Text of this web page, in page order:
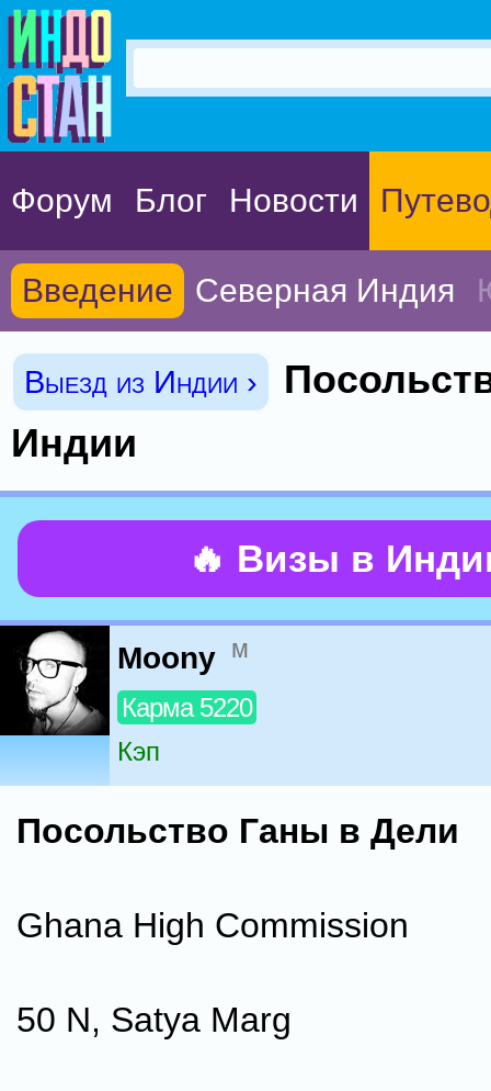
Форум Блог Новости
Введение Северная Индия
Выезд из Индии ›
Индии
🔥 Визы в
Moony м
Карма 5220
Кэп
Посольство Ганы в Дели
Ghana High Commission
50 N, Satya Marg